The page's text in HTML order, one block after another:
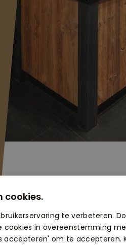
cookies.
te verbeteren.
in overeenstemming
accepteren' om te accepteren.